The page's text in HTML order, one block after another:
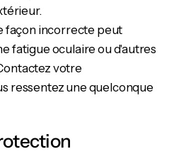
façon incorrecte peut
fatigue oculaire ou d'autres
votre
ressentez une quelconque